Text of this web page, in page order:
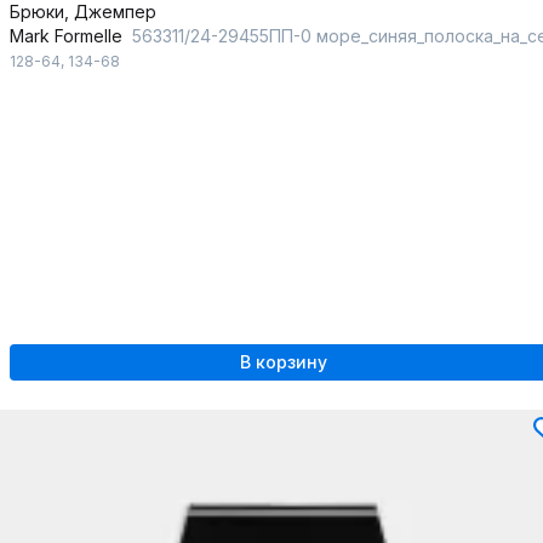
Брюки, Джемпер
Mark Formelle 563311/24-29455ПП-0
128-64, 134-68
В корзину